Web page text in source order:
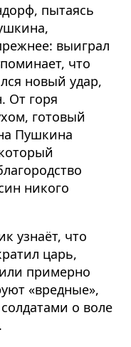
пытаясь
выиграл
что
новый удар,
От горя
готовый
Пушкина
никого
узнаёт, что
царь,
примерно
«вредные»,
о воле